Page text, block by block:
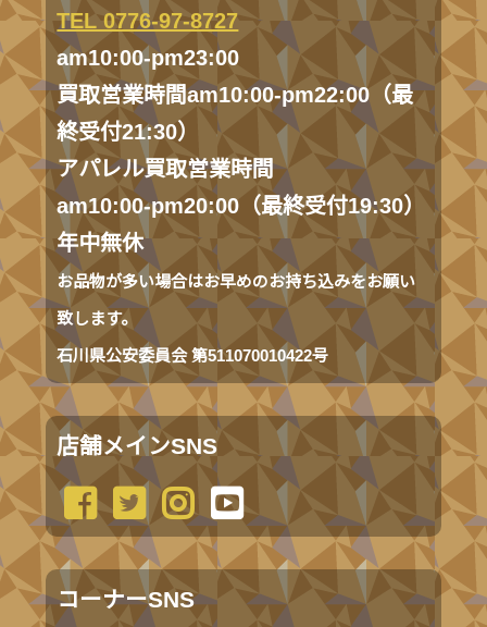
TEL 0776-97-8727
am10:00-pm23:00
買取営業時間am10:00-pm22:00（最
終受付21:30）
アパレル買取営業時間
am10:00-pm20:00（最終受付19:30）
年中無休
お品物が多い場合はお早めのお持ち込みをお願い
致します。
石川県公安委員会 第511070010422号
店舗メインSNS
コーナーSNS